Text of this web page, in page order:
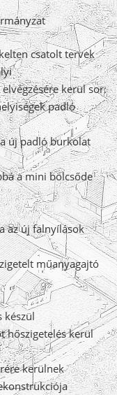
csatolt tervek
kerül sor:
padló
új padló burkolat
a mini bölcsőde
az új falnyílások
műanyagajtó
készül
hőszigetelés kerül
kerülnek